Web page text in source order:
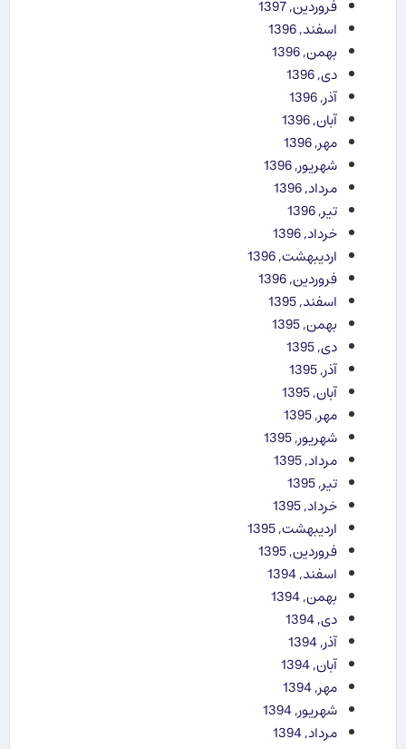
فروردین, 1397
اسفند, 1396
بهمن, 1396
دی, 1396
آذر, 1396
آبان, 1396
مهر, 1396
شهریور, 1396
مرداد, 1396
تیر, 1396
خرداد, 1396
اردیبهشت, 1396
فروردین, 1396
اسفند, 1395
بهمن, 1395
دی, 1395
آذر, 1395
آبان, 1395
مهر, 1395
شهریور, 1395
مرداد, 1395
تیر, 1395
خرداد, 1395
اردیبهشت, 1395
فروردین, 1395
اسفند, 1394
بهمن, 1394
دی, 1394
آذر, 1394
آبان, 1394
مهر, 1394
شهریور, 1394
مرداد, 1394